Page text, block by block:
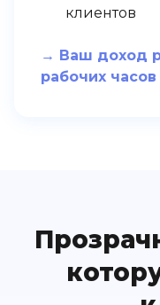
клиентов
→ Ваш доход
рабочих часов